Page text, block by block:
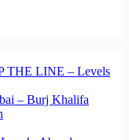
THE LINE – Levels
– Burj Khalifa